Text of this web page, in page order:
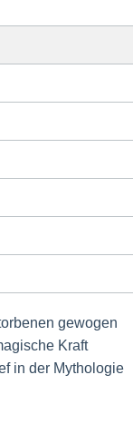
gewogen
Kraft
in der Mythologie